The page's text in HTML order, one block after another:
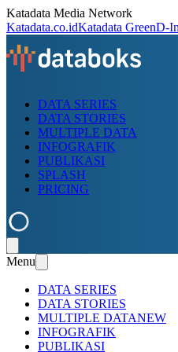
Katadata Media Network
Katadata.co.idKatadata GreenD-
DATA SERIES
DATA STORIES
MULTIPLE DATA
INFOGRAFIK
PUBLIKASI
SPLASH
PRICING
Menu
DATA SERIES
DATA STORIES
MULTIPLE DATANEW
INFOGRAFIK
PUBLIKASI